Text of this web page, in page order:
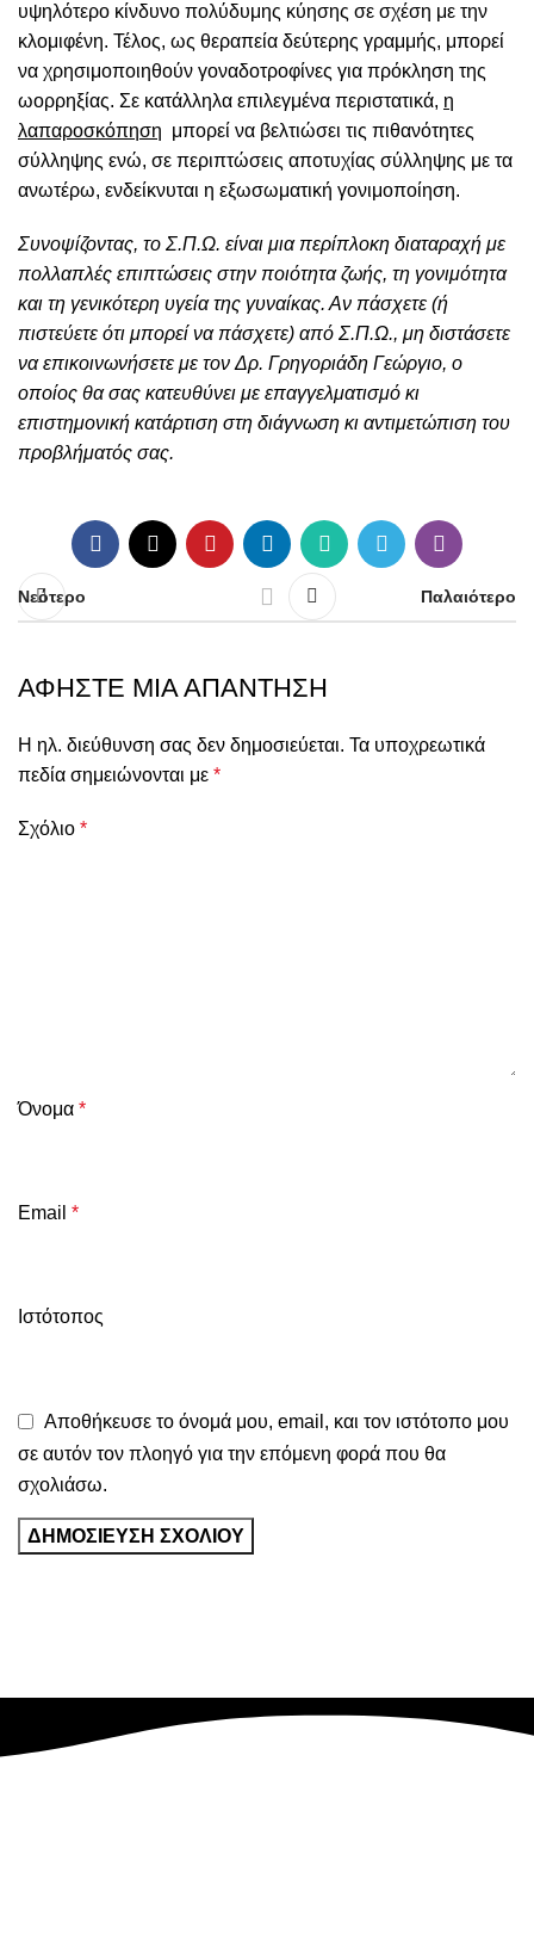
υψηλότερο κίνδυνο πολύδυμης κύησης σε σχέση με την
κλομιφένη. Τέλος, ως θεραπεία δεύτερης γραμμής, μπορεί
να χρησιμοποιηθούν γοναδοτροφίνες για πρόκληση της
ωορρηξίας. Σε κατάλληλα επιλεγμένα περιστατικά, η
λαπαροσκόπηση μπορεί να βελτιώσει τις πιθανότητες
σύλληψης ενώ, σε περιπτώσεις αποτυχίας σύλληψης με τα
ανωτέρω, ενδείκνυται η εξωσωματική γονιμοποίηση.
Συνοψίζοντας, το Σ.Π.Ω. είναι μια περίπλοκη διαταραχή με
πολλαπλές επιπτώσεις στην ποιότητα ζωής, τη γονιμότητα
και τη γενικότερη υγεία της γυναίκας. Αν πάσχετε (ή
πιστεύετε ότι μπορεί να πάσχετε) από Σ.Π.Ω., μη διστάσετε
ναεπικοινωνήσετε με τον Δρ. Γρηγοριάδη Γεώργιο, ο
οποίος θα σας κατευθύνει με επαγγελματισμό κι
επιστημονική κατάρτιση στη διάγνωση κι αντιμετώπιση του
προβλήματός σας.
Νεότερο Παλαιότερο
ΑΦΉΣΤΕ ΜΙΑ ΑΠΆΝΤΗΣΗ
Η ηλ. διεύθυνση σας δεν δημοσιεύεται. Τα υποχρεωτικά
πεδία σημειώνονται με *
Σχόλιο *
Όνομα *
Email *
Ιστότοπος
Αποθήκευσε το όνομά μου, email, και τον ιστότοπο μου
σε αυτόν τον πλοηγό για την επόμενη φορά που θα
σχολιάσω.